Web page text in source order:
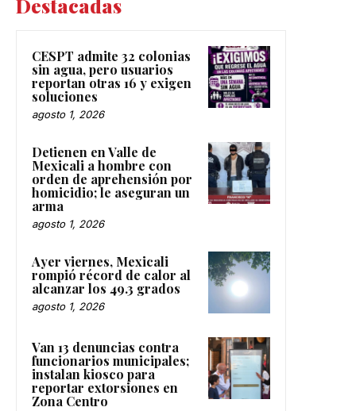
Destacadas
CESPT admite 32 colonias
sin agua, pero usuarios
reportan otras 16 y exigen
soluciones
agosto 1, 2026
Detienen en Valle de
Mexicali a hombre con
orden de aprehensión por
homicidio; le aseguran un
arma
agosto 1, 2026
Ayer viernes, Mexicali
rompió récord de calor al
alcanzar los 49.3 grados
agosto 1, 2026
Van 13 denuncias contra
funcionarios municipales;
instalan kiosco para
reportar extorsiones en
Zona Centro